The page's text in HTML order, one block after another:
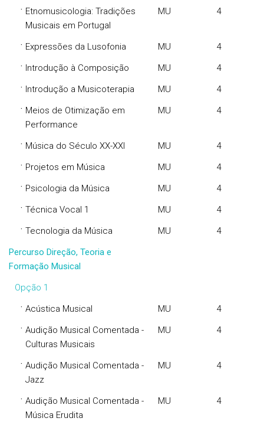
· Etnomusicologia: Tradições
Musicais em Portugal
MU 4
· Expressões da Lusofonia MU 4
· Introdução à Composição MU 4
· Introdução a Musicoterapia MU 4
· Meios de Otimização em
Performance
MU 4
· Música do Século XX-XXI MU 4
· Projetos em Música MU 4
· Psicologia da Música MU 4
· Técnica Vocal 1 MU 4
· Tecnologia da Música MU
4
Percurso Direção, Teoria e
Formação Musical
Opção 1
· Acústica Musical MU 4
· Audição Musical Comentada -
Culturas Musicais
MU 4
· Audição Musical Comentada -
Jazz
MU 4
· Audição Musical Comentada -
Música Erudita
MU 4